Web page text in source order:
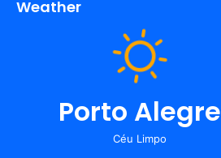
Weather
Porto Alegre
Céu Limpo